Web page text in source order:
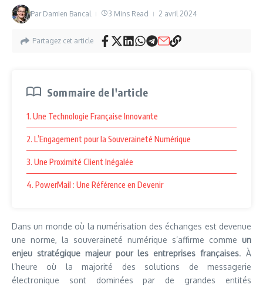
Par Damien Bancal 3 Mins Read 2 avril 2024
Partagez cet article
Sommaire de l'article
1. Une Technologie Française Innovante
2. L’Engagement pour la Souveraineté Numérique
3. Une Proximité Client Inégalée
4. PowerMail : Une Référence en Devenir
Dans un monde où la numérisation des échanges est devenue
une norme, la souveraineté numérique s’affirme comme un
enjeu stratégique majeur pour les entreprises françaises. À
l’heure où la majorité des solutions de messagerie
électronique sont dominées par de grandes entités